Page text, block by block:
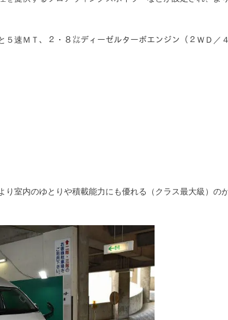
速ＭＴ、２・８㍑ディーゼルターボエンジン（２ＷＤ／
室内のゆとりや積載能力にも優れる（クラス最大級）の